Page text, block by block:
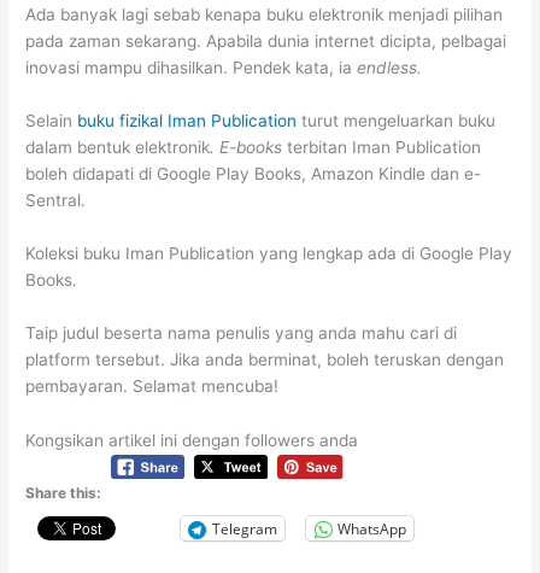
Ada banyak lagi sebab kenapa buku elektronik menjadi pilihan
pada zaman sekarang. Apabila dunia internet dicipta, pelbagai
inovasi mampu dihasilkan. Pendek kata, iaendless.
Selain buku fizikal Iman Publication turut mengeluarkan buku
dalam bentuk elektronik. E-booksterbitan Iman Publication
boleh didapati di Google Play Books, Amazon Kindle dan e-
Sentral.
Koleksi buku Iman Publication yang lengkap ada di Google Play
Books.
Taip judul beserta nama penulis yang anda mahu cari di
platform tersebut. Jika anda berminat, boleh teruskan dengan
pembayaran. Selamat mencuba!
Kongsikan artikel ini dengan followers anda
Share this:
Telegram WhatsApp